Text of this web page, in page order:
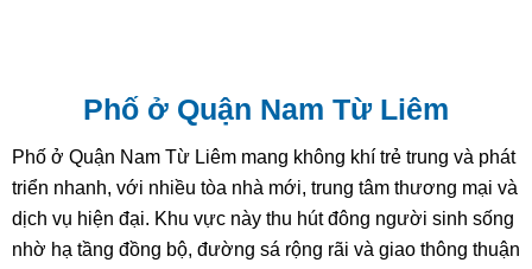
Phố ở Quận Nam Từ Liêm
Phố ở Quận Nam Từ Liêm mang không khí trẻ trung và phát
triển nhanh, với nhiều tòa nhà mới, trung tâm thương mại và
dịch vụ hiện đại. Khu vực này thu hút đông người sinh sống
nhờ hạ tầng đồng bộ, đường sá rộng rãi và giao thông thuận